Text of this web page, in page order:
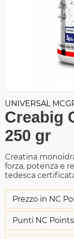
UNIVERSAL
Creabig
250 gr
Creatina
forza, potenza e
tedesca
Prezzo in NC
Punti NC